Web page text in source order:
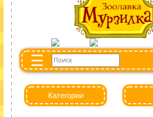
☰
Категории